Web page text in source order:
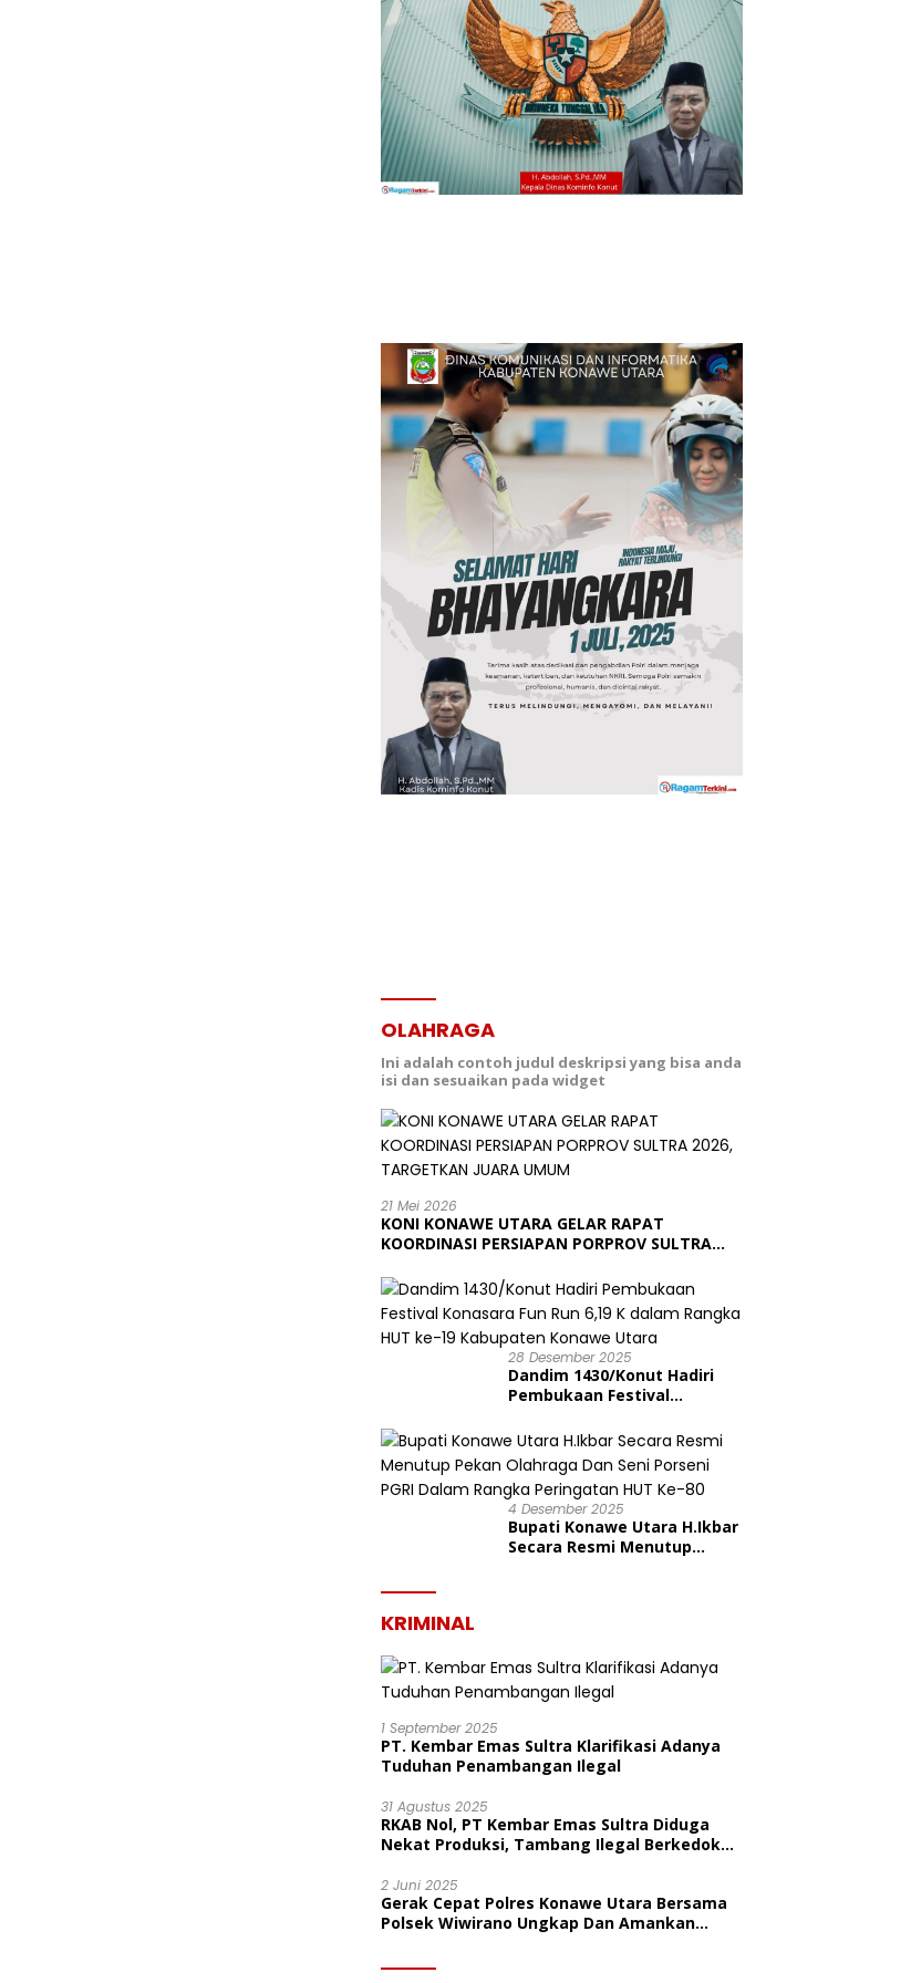
OLAHRAGA
Ini adalah contoh judul deskripsi yang bisa anda
isi dan sesuaikan pada widget
21 Mei 2026
KONI KONAWE UTARA GELAR RAPAT
KOORDINASI PERSIAPAN PORPROV SULTRA
28 Desember 2025
Dandim 1430/Konut Hadiri
Pembukaan Festival
dalam Rangka HUT ke-19
Kabupaten Konawe Utara
4 Desember 2025
Bupati Konawe Utara H.Ikbar
Secara Resmi Menutup
KRIMINAL
1 September 2025
PT. Kembar Emas Sultra Klarifikasi Adanya
Tuduhan Penambangan Ilegal
31 Agustus 2025
RKAB Nol, PT Kembar Emas Sultra Diduga
Nekat Produksi, Tambang Ilegal Berkedok
2 Juni 2025
Gerak Cepat Polres Konawe Utara Bersama
Polsek Wiwirano Ungkap Dan Amankan
Morombo Pantai